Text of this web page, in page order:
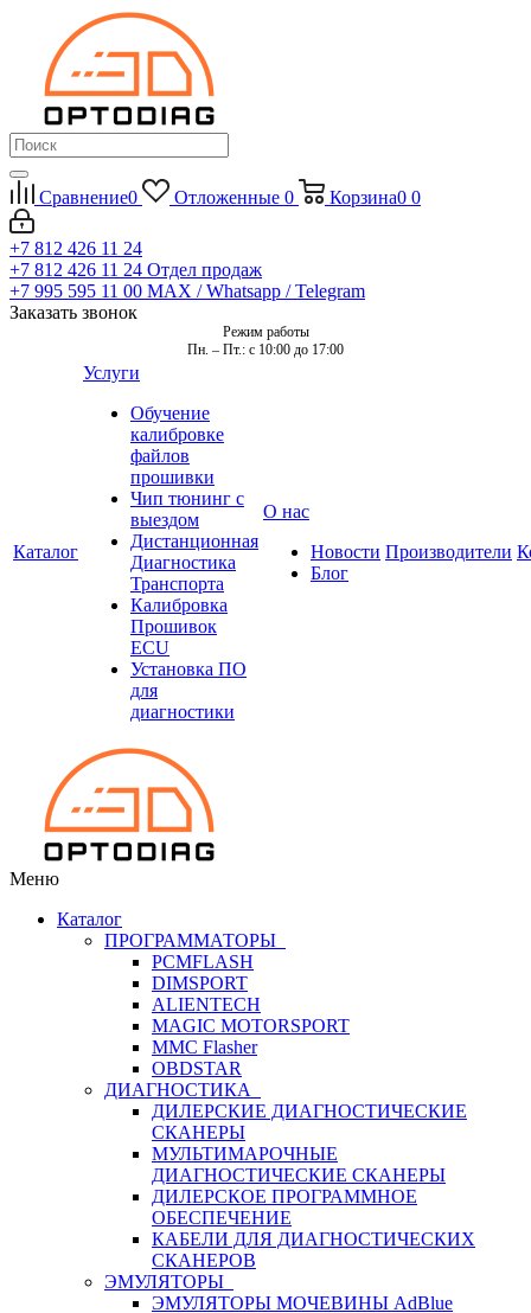
Сравнение0 Отложенные 0 Корзина0 0
+7 812 426 11 24
+7 812 426 11 24 Отдел продаж
+7 995 595 11 00 MAX / Whatsapp / Telegram
Заказать звонок
Режим работы
Пн. – Пт.: с 10:00 до 17:00
Каталог
Услуги
Обучение
калибровке
файлов
прошивки
Чип тюнинг с
выездом
Дистанционная
Диагностика
Транспорта
Калибровка
Прошивок
ECU
Установка ПО
для
диагностики
О нас
Новости
Блог
Производители
Меню
Каталог
ПРОГРАММАТОРЫ
PCMFLASH
DIMSPORT
ALIENTECH
MAGIC MOTORSPORT
MMC Flasher
OBDSTAR
ДИАГНОСТИКА
ДИЛЕРСКИЕ ДИАГНОСТИЧЕСКИЕ
СКАНЕРЫ
МУЛЬТИМАРОЧНЫЕ
ДИАГНОСТИЧЕСКИЕ СКАНЕРЫ
ДИЛЕРСКОЕ ПРОГРАММНОЕ
ОБЕСПЕЧЕНИЕ
КАБЕЛИ ДЛЯ ДИАГНОСТИЧЕСКИХ
СКАНЕРОВ
ЭМУЛЯТОРЫ
ЭМУЛЯТОРЫ МОЧЕВИНЫ АdBlue